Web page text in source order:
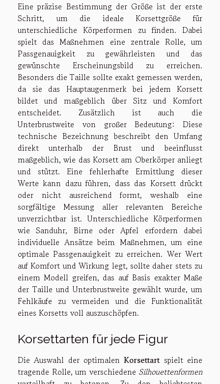
Eine präzise Bestimmung der Größe ist der erste
Schritt, um die ideale Korsettgröße für
unterschiedliche Körperformen zu finden. Dabei
spielt das Maßnehmen eine zentrale Rolle, um
Passgenauigkeit zu gewährleisten und das
gewünschte Erscheinungsbild zu erreichen.
Besonders die Taille sollte exakt gemessen werden,
da sie das Hauptaugenmerk bei jedem Korsett
bildet und maßgeblich über Sitz und Komfort
entscheidet. Zusätzlich ist auch die
Unterbrustweite von großer Bedeutung: Diese
technische Bezeichnung beschreibt den Umfang
direkt unterhalb der Brust und beeinflusst
maßgeblich, wie das Korsett am Oberkörper anliegt
und stützt. Eine fehlerhafte Ermittlung dieser
Werte kann dazu führen, dass das Korsett drückt
oder nicht ausreichend formt, weshalb eine
sorgfältige Messung aller relevanten Bereiche
unverzichtbar ist. Unterschiedliche Körperformen
wie Sanduhr, Birne oder Apfel erfordern dabei
individuelle Ansätze beim Maßnehmen, um eine
optimale Passgenauigkeit zu erreichen. Wer Wert
auf Komfort und Wirkung legt, sollte daher stets zu
einem Modell greifen, das auf Basis exakter Maße
der Taille und Unterbrustweite gewählt wurde, um
Fehlkäufe zu vermeiden und die Funktionalität
eines Korsetts voll auszuschöpfen.
Korsettarten für jede Figur
Die Auswahl der optimalenKorsettartspielt eine
tragende Rolle, um verschiedene Silhouettenformen